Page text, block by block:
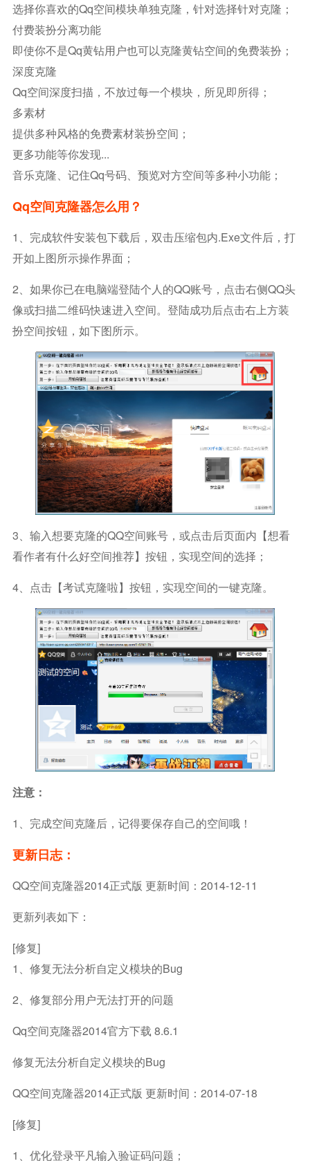
选择你喜欢的qq空间模块单独克隆，针对选择针对克隆；
付费装扮分离功能
即使你不是qq黄钻用户也可以克隆黄钻空间的免费装扮；
深度克隆
Qq空间深度扫描，不放过每一个模块，所见即所得；
多素材
提供多种风格的免费素材装扮空间；
更多功能等你发现...
音乐克隆、记住qq号码、预览对方空间等多种小功能；
Qq空间克隆器怎么用？
1、完成软件安装包下载后，双击压缩包内.exe文件后，打
开如上图所示操作界面；
2、如果你已在电脑端登陆个人的QQ账号，点击右侧QQ头
像或扫描二维码快速进入空间。登陆成功后点击右上方装
扮空间按钮，如下图所示。
3、输入想要克隆的QQ空间账号，或点击后页面内【想看
看作者有什么好空间推荐】按钮，实现空间的选择；
4、点击【考试克隆啦】按钮，实现空间的一键克隆。
注意：
1、完成空间克隆后，记得要保存自己的空间哦！
更新日志：
QQ空间克隆器2014正式版 更新时间：2014-12-11
更新列表如下：
[修复]
1、修复无法分析自定义模块的bug
2、修复部分用户无法打开的问题
Qq空间克隆器2014官方下载 8.6.1
修复无法分析自定义模块的bug
QQ空间克隆器2014正式版 更新时间：2014-07-18
[修复]
1、优化登录平凡输入验证码问题；